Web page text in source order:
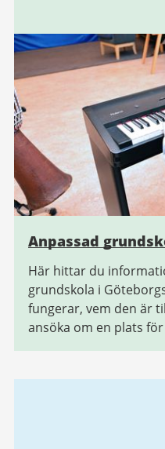
Anpassad
Här hittar du
grundskola i
fungerar, vem den är
ansöka om en plats